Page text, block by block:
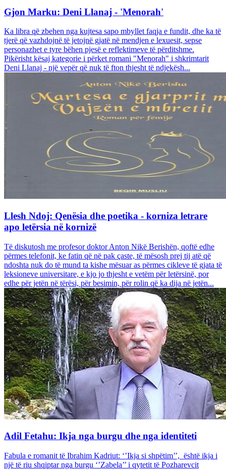
Gjon Marku: Deni Llanaj - 'Menorah'
Ka libra që zbehen nga kujtesa sapo mbyllet faqja e fundit, dhe ka të
tjerë që vazhdojnë të jetojnë gjatë në mendjen e lexuesit, sepse
personazhet e tyre bëhen pjesë e reflektimeve të përditshme.
Pikërisht kësaj kategorie i përket romani "Menorah" i shkrimtarit
Deni Llanaj - një vepër që nuk të fton thjesht të ndjekësh...
Llesh Ndoj: Qenësia dhe poetika - korniza letrare
apo letërsia në kornizë
Të diskutosh me profesor doktor Anton Nikë Berishën, qoftë edhe
përmes telefonit, ke fatin që në pak çaste, të mësosh prej tij atë që
ndoshta nuk do të mund ta kishe mësuar as përmes cikleve të gjata të
leksioneve universitare, e kjo jo thjesht e vetëm për letërsinë, por
edhe për jetën në tërësi, për besimin, për rolin që ka dija në jetën...
Adil Fetahu: Ikja nga burgu dhe nga identiteti
Fabula e romanit të Ibrahim Kadriut: ‘’Ikja si shpëtim’’, është ikja i
një të riu shqiptar nga burgu ‘’Zabela’’ i qytetit të Pozharevcit